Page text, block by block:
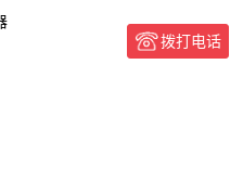
拨打电话